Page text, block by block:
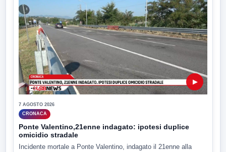
▶
7 AGOSTO 2026
CRONACA
Ponte Valentino,21enne indagato: ipotesi duplice
omicidio stradale
Incidente mortale a Ponte Valentino, indagato il 21enne alla